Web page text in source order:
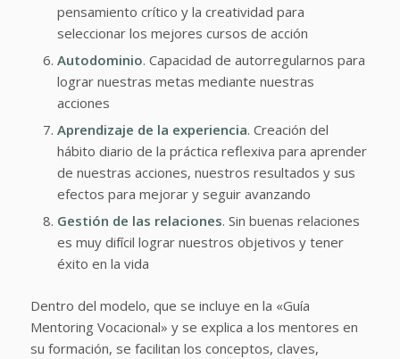
pensamiento crítico y la creatividad para
seleccionar los mejores cursos de acción
Autodominio. Capacidad de autorregularnos para
lograr nuestras metas mediante nuestras
acciones
Aprendizaje de la experiencia. Creación del
hábito diario de la práctica reflexiva para aprender
de nuestras acciones, nuestros resultados y sus
efectos para mejorar y seguir avanzando
Gestión de las relaciones. Sin buenas relaciones
es muy difícil lograr nuestros objetivos y tener
éxito en la vida
Dentro del modelo, que se incluye en la «Guía
Mentoring Vocacional» y se explica a los mentores en
su formación, se facilitan los conceptos, claves,